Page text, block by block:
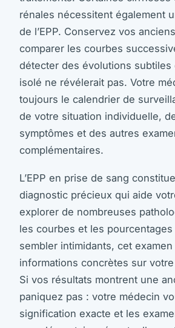
rénales nécessitent également
de l’EPP. Conservez vos
comparer les courbes
détecter des évolutions subtiles
isolé ne révélerait pas. Votre
toujours le calendrier de
de votre situation individuelle,
symptômes et des autres
complémentaires.
L’EPP en prise de sang
diagnostic précieux qui aide
explorer de nombreuses
les courbes et les
sembler intimidants, cet
informations concrètes sur
Si vos résultats montrent une
paniquez pas : votre médecin
signification exacte et les